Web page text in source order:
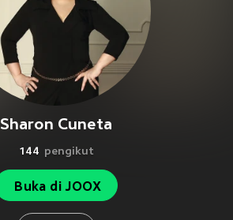
Sharon Cuneta
144 pengikut
Buka di JOOX